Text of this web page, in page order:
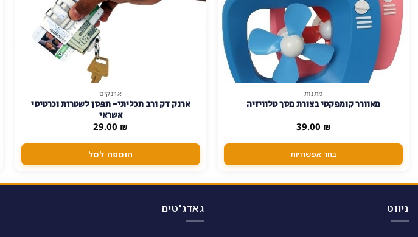
מתנות
מאוורר קומפקטי בצורת מסך טלוויזיה
39.00 ₪
בחר אפשרויות
סוגים.
ניתן
האפשרויות
בעמוד
ארנקים
ארנק דק ורב תכליתי- תפסן לשטרות וכרטיסי
אשראי
29.00 ₪
הוספה לסל
ניווט גאדג'טים